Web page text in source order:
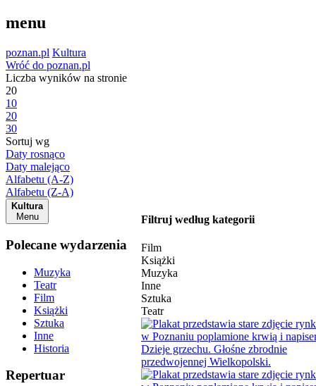
menu
poznan.pl Kultura
Wróć do poznan.pl
Liczba wyników na stronie
20
10
20
30
Sortuj wg
Daty rosnąco
Daty malejąco
Alfabetu (A-Z)
Alfabetu (Z-A)
Kultura
Menu
Polecane wydarzenia
Muzyka
Teatr
Film
Książki
Sztuka
Inne
Historia
Repertuar
Filtruj według kategorii
Film
Książki
Muzyka
Inne
Sztuka
Teatr